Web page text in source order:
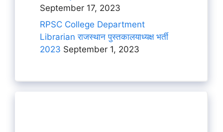
September 17, 2023
RPSC College Department
Librarian राजस्थान पुस्तकालयाध्यक्ष भर्ती
2023 September 1, 2023